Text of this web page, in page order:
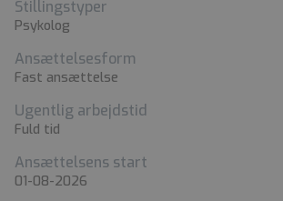
Stillingstyper
Psykolog
Ansættelsesform
Fast ansættelse
Ugentlig arbejdstid
Fuld tid
Ansættelsens start
01-08-2026